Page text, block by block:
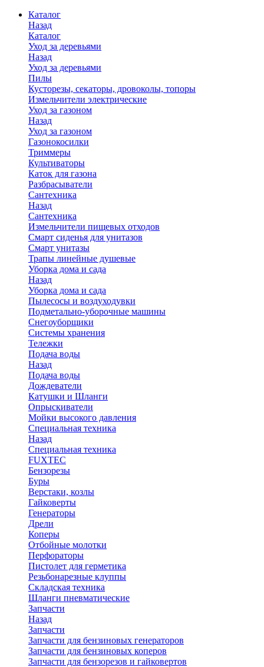
Каталог
Назад
Каталог
Уход за деревьями
Назад
Уход за деревьями
Пилы
Кусторезы, секаторы, дровоколы, топоры
Измельчители электрические
Уход за газоном
Назад
Уход за газоном
Газонокосилки
Триммеры
Культиваторы
Каток для газона
Разбрасыватели
Сантехника
Назад
Сантехника
Измельчители пищевых отходов
Смарт сиденья для унитазов
Смарт унитазы
Трапы линейные душевые
Уборка дома и сада
Назад
Уборка дома и сада
Пылесосы и воздуходувки
Подметально-уборочные машины
Снегоуборщики
Системы хранения
Тележки
Подача воды
Назад
Подача воды
Дождеватели
Катушки и Шланги
Опрыскиватели
Мойки высокого давления
Специальная техника
Назад
Специальная техника
FUXTEC
Бензорезы
Буры
Верстаки, козлы
Гайковерты
Генераторы
Дрели
Коперы
Отбойные молотки
Перфораторы
Пистолет для герметика
Резьбонарезные клуппы
Складская техника
Шланги пневматические
Запчасти
Назад
Запчасти
Запчасти для бензиновых генераторов
Запчасти для бензиновых коперов
Запчасти для бензорезов и гайковертов